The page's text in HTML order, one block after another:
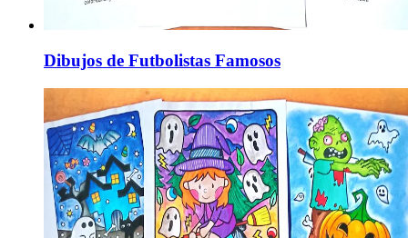
Dibujos de Futbolistas Famosos